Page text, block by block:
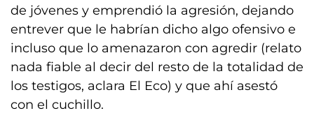
de jóvenes y emprendió la agresión, dejando
entrever que le habrían dicho algo ofensivo e
incluso que lo amenazaron con agredir (relato
nada fiable al decir del resto de la totalidad de
los testigos, aclara El Eco) y que ahí asestó
con el cuchillo.